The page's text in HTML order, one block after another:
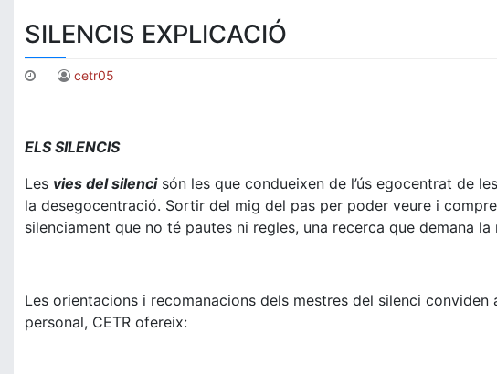
SILENCIS EXPLICACIÓ
cetr05
ELS SILENCIS
Les vies del silencisón les que condueixen de l’ús egocentrat de
la desegocentració. Sortir del mig del pas per poder veure i
silenciament que no té pautes ni regles, una recerca que demana
Les orientacions i recomanacions dels mestres del silenci
personal, CETR ofereix: